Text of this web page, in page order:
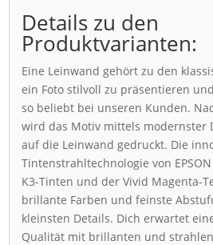
Details zu den
Produktvarianten:
Eine Leinwand gehört zu den
ein Foto stilvoll zu präsentieren
so beliebt bei unseren Kunden.
wird das Motiv mittels modernster
auf die Leinwand gedruckt. Die
Tintenstrahltechnologie von
K3-Tinten und der Vivid Magenta-
brillante Farben und feinste
kleinsten Details. Dich erwartet
Qualität mit brillanten und